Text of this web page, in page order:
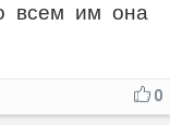
всем им она
0